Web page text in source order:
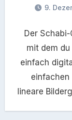
9.
Der
mit dem
einfach
einfachen
lineare